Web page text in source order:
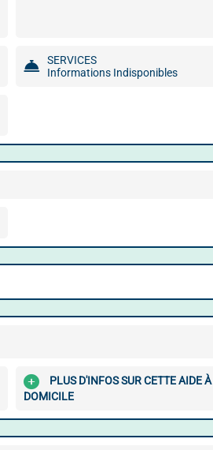
SERVICES
Informations Indisponibles
PLUS D'INFOS SUR CETTE AIDE À
DOMICILE